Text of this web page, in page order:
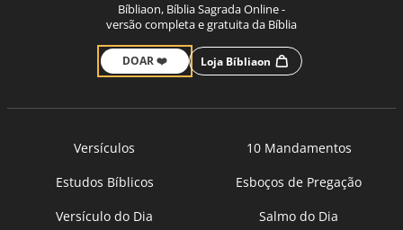
Bíbliaon, Bíblia Sagrada Online -
versão completa e gratuita da Bíblia
DOAR ❤️ Loja Bíbliaon
Versículos
10 Mandamentos
Estudos Bíblicos
Esboços de Pregação
Versículo do Dia
Salmo do Dia